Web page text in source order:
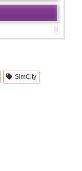
SimCity